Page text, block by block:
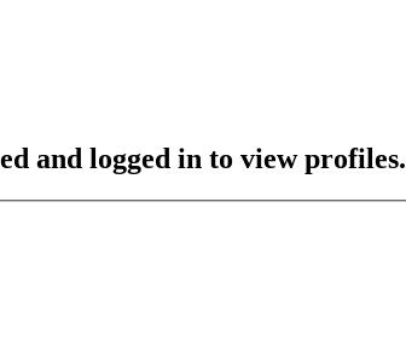
and logged in to view profiles.